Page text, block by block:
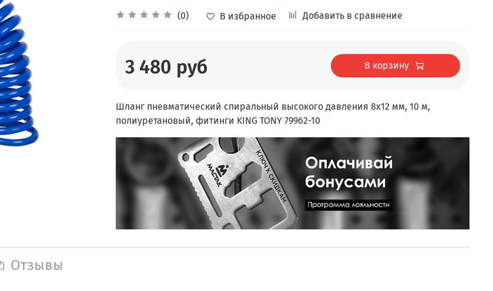
(0) В избранное Добавить в сравнение
3 480 руб В корзину
Шланг пневматический спиральный высокого давления 8х12 мм, 10 м,
полиуретановый, фитинги KING TONY 79962-10
Отзывы